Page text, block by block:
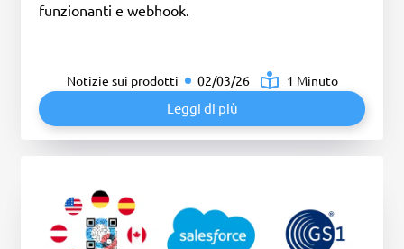
funzionanti e webhook.
Notizie sui prodotti 02/03/26 1 Minuto
Leggi di più